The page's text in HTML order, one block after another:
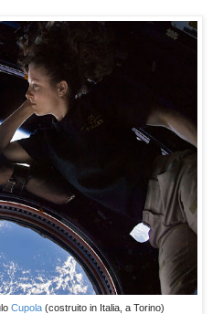
Cupola (costruito in Italia, a Torino)